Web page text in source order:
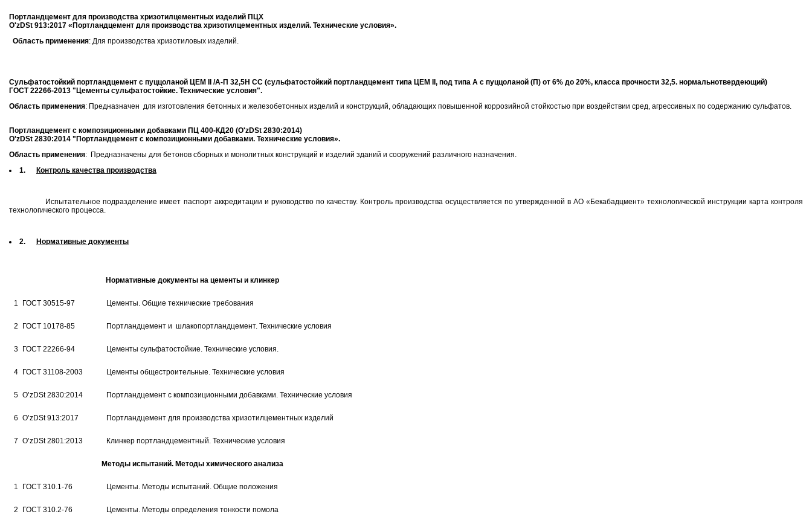
Портландцемент для производства хризотилцементных изделий ПЦХ
O'zDSt 913:2017 «Портландцемент для производства хризотилцементных изделий. Технические условия».
Область применения: Для производства хризотиловых изделий.
Сульфатостойкий портландцемент с пуццоланой ЦЕМ II /А-П 32,5Н СС (сульфатостойкий портландцемент типа ЦЕМ II, под типа А с пуццоланой (П) от 6% до 20%, класса прочности 32,5. нормальнотвердеющий)
ГОСТ 22266-2013 "Цементы сульфатостойкие. Технические условия".
Область применения: Предназначен для изготовления бетонных и железобетонных изделий и конструкций, обладающих повышенной коррозийной стойкостью при воздействии сред, агрессивных по содержанию сульфатов.
Портландцемент с композиционными добавками ПЦ 400-КД20 (O'zDSt 2830:2014)
O'zDSt 2830:2014 "Портландцемент с композиционными добавками. Технические условия».
Область применения: Предназначены для бетонов сборных и монолитных конструкций и изделий зданий и сооружений различного назначения.
1.
Контроль качества производства
Испытательное подразделение имеет паспорт аккредитации и руководство по качеству. Контроль производства осуществляется по утвержденной в АО «Бекабадцмент» технологической инструкции карта контроля
технологического процесса.
2. Нормативные документы
Нормативные документы на цементы и клинкер
1 ГОСТ 30515-97 Цементы. Общие технические требования
2 ГОСТ 10178-85 Портландцемент и шлакопортландцемент. Технические условия
3 ГОСТ 22266-94 Цементы сульфатостойкие. Технические условия.
4 ГОСТ 31108-2003 Цементы общестроительные. Технические условия
5 O’zDSt 2830:2014 Портландцемент с композиционными добавками. Технические условия
6 O’zDSt 913:2017 Портландцемент для производства хризотилцементных изделий
7 O’zDSt 2801:2013 Клинкер портландцементный. Технические условия
Методы испытаний. Методы химического анализа
1 ГОСТ 310.1-76 Цементы. Методы испытаний. Общие положения
2 ГОСТ 310.2-76 Цементы. Методы определения тонкости помола